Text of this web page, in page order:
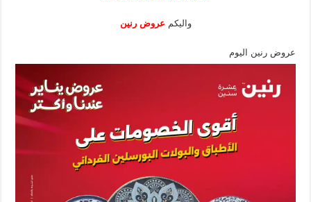
واليكم عروض رنين
عروض رنين اليوم